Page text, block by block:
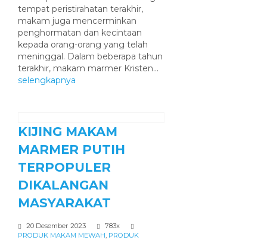
tempat peristirahatan terakhir,
makam juga mencerminkan
penghormatan dan kecintaan
kepada orang-orang yang telah
meninggal. Dalam beberapa tahun
terakhir, makam marmer Kristen...
selengkapnya
KIJING MAKAM
MARMER PUTIH
TERPOPULER
DIKALANGAN
MASYARAKAT
20 Desember 2023
783x
PRODUK MAKAM MEWAH, PRODUK